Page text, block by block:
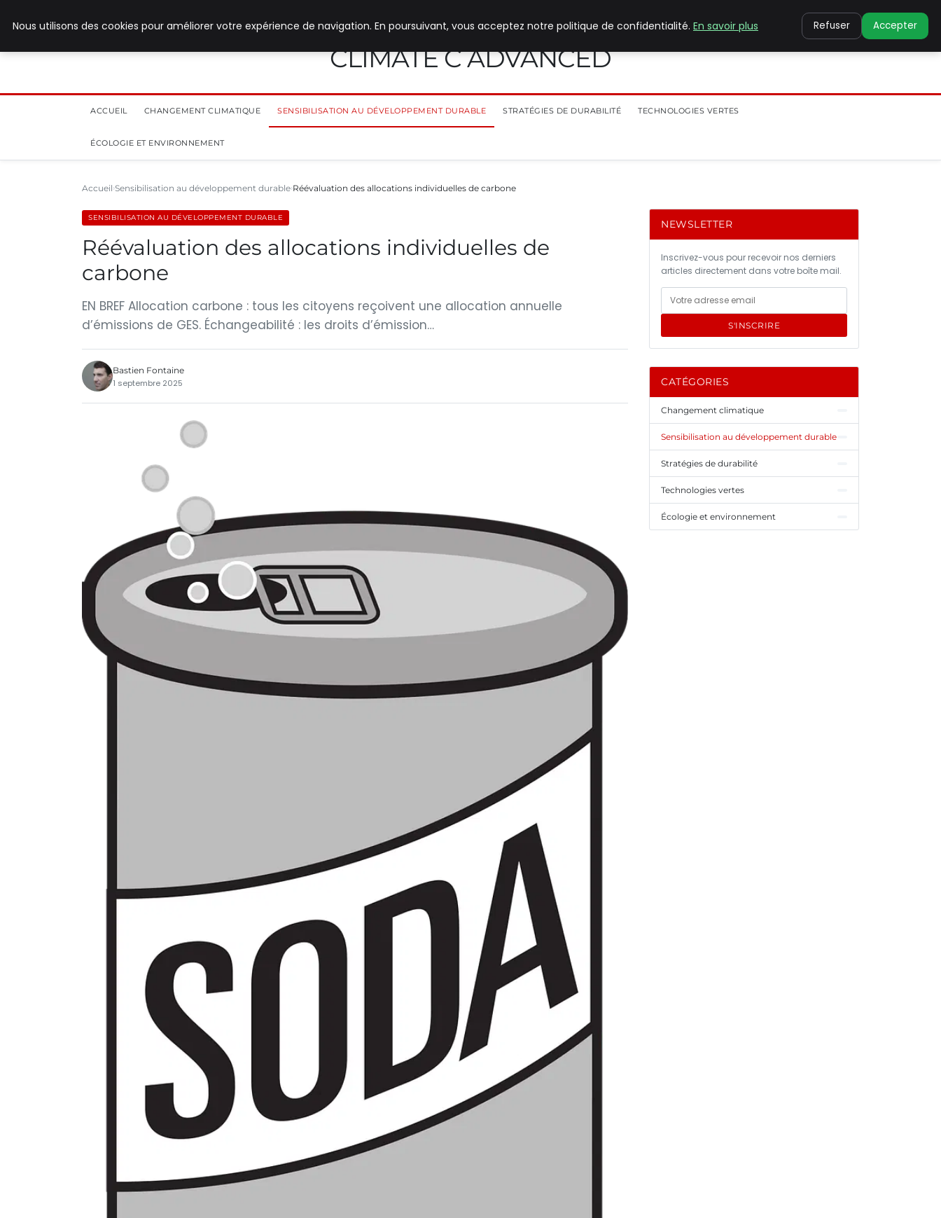
CLIMATE C ADVANCED
ACCUEIL CHANGEMENT CLIMATIQUE SENSIBILISATION AU DÉVELOPPEMENT DURABLE STRATÉGIES DE DURABILITÉ TECHNOLOGIES VERTES
ÉCOLOGIE ET ENVIRONNEMENT
Accueil Sensibilisation au développement durable Réévaluation des allocations individuelles de carbone
SENSIBILISATION AU DÉVELOPPEMENT DURABLE
Réévaluation des allocations individuelles de
carbone
EN BREF Allocation carbone : tous les citoyens reçoivent une allocation annuelle
d’émissions de GES. Échangeabilité : les droits d’émission…
Bastien Fontaine
1 septembre 2025
NEWSLETTER
Inscrivez-vous pour recevoir nos derniers
articles directement dans votre boîte mail.
S'INSCRIRE
CATÉGORIES
Changement climatique
Sensibilisation au développement durable
Stratégies de durabilité
Technologies vertes
Écologie et environnement
Nous utilisons des cookies pour améliorer votre expérience de navigation. En poursuivant, vous acceptez notre politique de confidentialité. En savoir plus Refuser Accepter